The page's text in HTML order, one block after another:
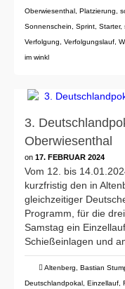
Oberwiesenthal Platzierung
Sonnenschein
Sprint Starter,
Verfolgung
Verfolgungslauf
im winkl
3.
Oberwiesenthal
on 17. FEBRUAR 2024
Vom 12. bis
kurzfristig den in
gleichzeitiger
Programm, für die
Samstag ein
Schießeinlagen und
Altenberg Bastian
Deutschlandpokal Einzellauf